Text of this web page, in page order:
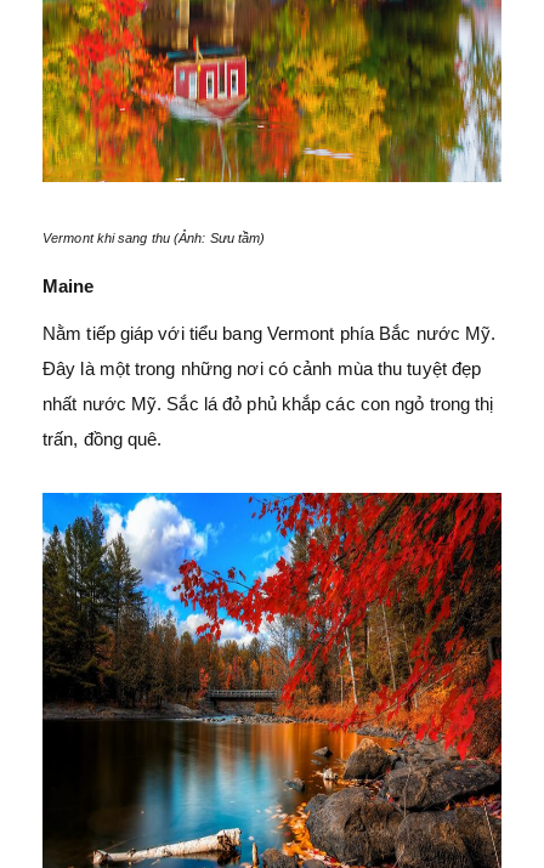
Vermont khi sang thu (Ảnh: Sưu tầm)
Maine
Nằm tiếp giáp với tiểu bang Vermont phía Bắc nước Mỹ.
Đây là một trong những nơi có cảnh mùa thu tuyệt đẹp
nhất nước Mỹ. Sắc lá đỏ phủ khắp các con ngỏ trong thị
trấn, đồng quê.